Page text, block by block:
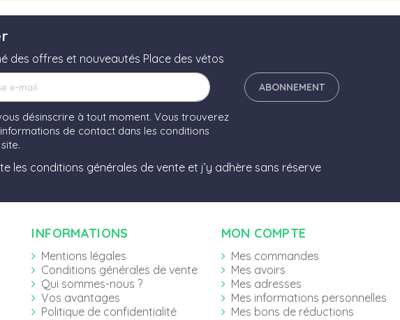
des offres et nouveautés Place des vétos
ABONNEMENT
désinscrire à tout moment. Vous trouverez
de contact dans les conditions
les conditions générales de vente et j’y adhère sans réserve
INFORMATIONS
Mentions légales
Conditions générales de vente
Qui sommes-nous ?
Vos avantages
Politique de confidentialité
MON COMPTE
Mes commandes
Mes avoirs
Mes adresses
Mes informations personnelles
Mes bons de réductions